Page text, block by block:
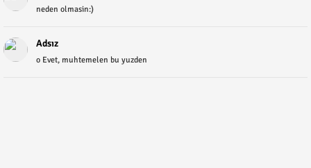
neden olmasin:)
Adsız
o Evet, muhtemelen bu yuzden